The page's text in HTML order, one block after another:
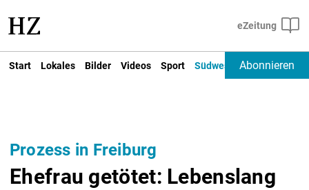
Start Lokales Bilder Videos Sport Südwest Deutschland
Abonnieren
Prozess in Freiburg
Ehefrau getötet: Lebenslang